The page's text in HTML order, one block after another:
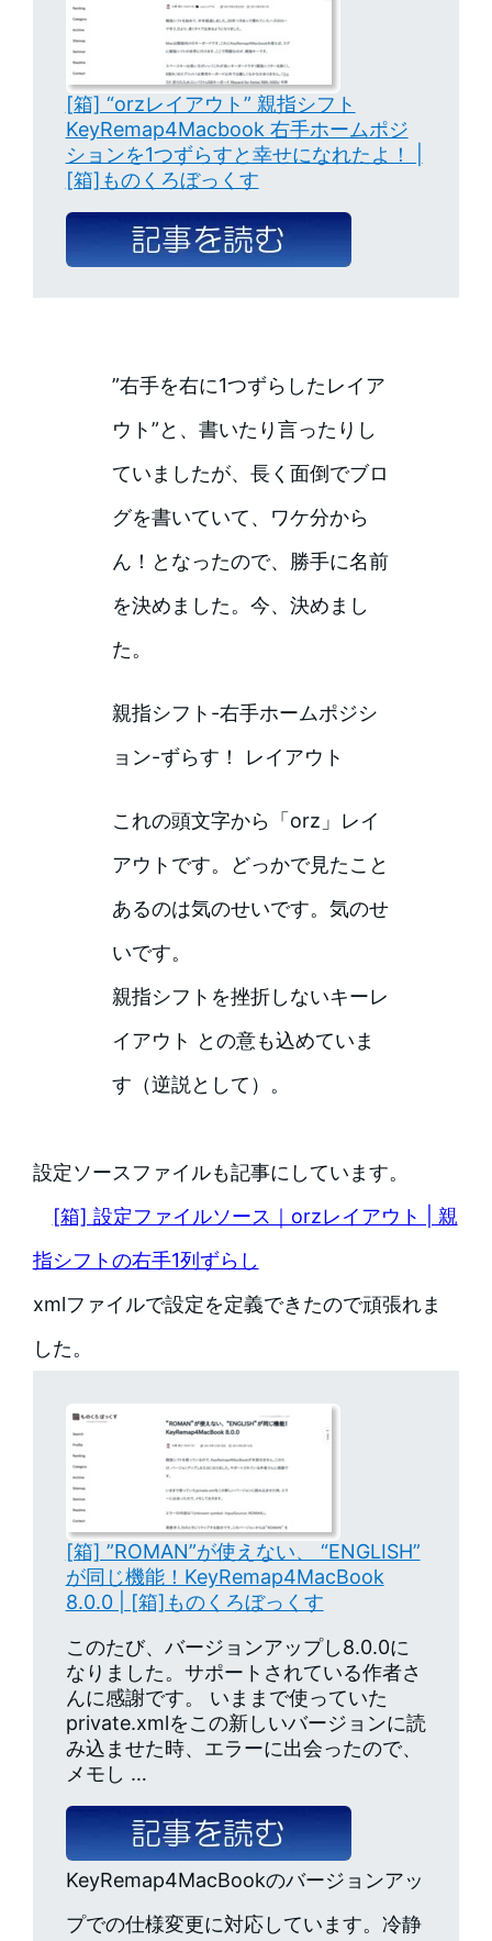
[箱] “orzレイアウト” 親指シフト
KeyRemap4Macbook 右手ホームポジ
ションを1つずらすと幸せになれたよ！ |
[箱]ものくろぼっくす
”右手を右に1つずらしたレイア
ウト”と、書いたり言ったりし
ていましたが、長く面倒でブロ
グを書いていて、ワケ分から
ん！となったので、勝手に名前
を決めました。今、決めまし
た。
親指シフト-右手ホームポジシ
ョン-ずらす！ レイアウト
これの頭文字から「orz」レイ
アウトです。どっかで見たこと
あるのは気のせいです。気のせ
いです。
親指シフトを挫折しないキーレ
イアウト との意も込めていま
す（逆説として）。
設定ソースファイルも記事にしています。
[箱] 設定ファイルソース｜orzレイアウト | 親
指シフトの右手1列ずらし
xmlファイルで設定を定義できたので頑張れま
した。
[箱] ”ROMAN”が使えない、 “ENGLISH”
が同じ機能！KeyRemap4MacBook
8.0.0 | [箱]ものくろぼっくす
このたび、バージョンアップし8.0.0に
なりました。サポートされている作者さ
んに感謝です。 いままで使っていた
private.xmlをこの新しいバージョンに読
み込ませた時、エラーに出会ったので、
メモし …
KeyRemap4MacBookのバージョンアッ
プでの仕様変更に対応しています。冷静